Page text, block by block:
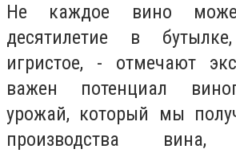
Не каждое вино
десятилетие в
игристое, - отмечают
важен потенциал
урожай, который мы
производства